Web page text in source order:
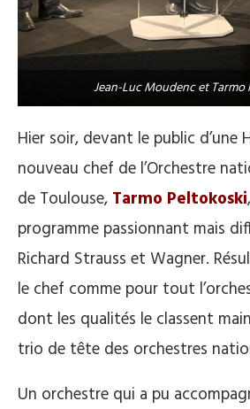
Jean-Luc Moudenc et Tarmo
Hier soir, devant le public d’une
nouveau chef de l’Orchestre
de Toulouse, Tarmo Peltokoski
programme passionnant mais
Richard Strauss et Wagner.
le chef comme pour tout
dont les qualités le classent
trio de tête des orchestres
Un orchestre qui a pu